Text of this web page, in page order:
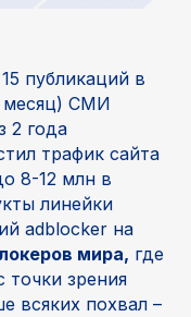
публикаций в
месяц) СМИ
2 года
трафик сайта
8-12 млн в
линейки
adblocker на
мира, где
точки зрения
всяких похвал –